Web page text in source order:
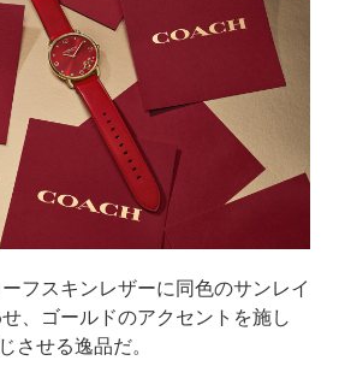
フスキンレザーに同色のサンレイ
、ゴールドのアクセントを施し
させる逸品だ。